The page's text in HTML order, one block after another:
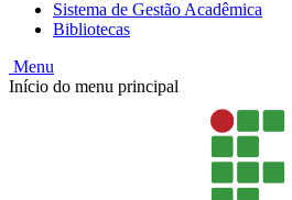
Sistema de Gestão Acadêmica
Bibliotecas
Menu
Início do menu principal